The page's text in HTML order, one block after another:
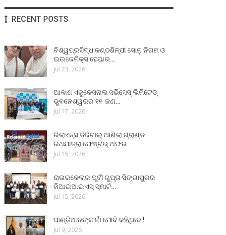
RECENT POSTS
ବିଶ୍ୱପ୍ରସିଦ୍ଧ କଣ୍ଠଶିଳ୍ପୀ ସୋନୁ ନିଗମ ଓ
ଇଉଜେନିକ୍ସ ହେୟାର…
Jul 23, 2026
ଆକାଶ ଏଜୁକେସନାଲ ସର୍ଭିସେସ୍ ଲିମିଟେଡ୍
ଭୁବନେଶ୍ୱରର ୧୧ ଜଣ…
Jul 17, 2026
ରିଲାଏନ୍ସ ଡିଜିଟାଲ୍ ଆଣିଲା ଗ୍ରାଣ୍ଡ
ରଥଯାତ୍ରା ଫେଷ୍ଟିଭ୍ ଅଫର
Jul 15, 2026
ରାଉରକେଲାର ପୂର୍ବୀ ଗୁପ୍ତା ସିଙ୍ଗାପୁରର
ଜିଆଇଆଇଏସ୍ ସ୍ମାର୍ଟ…
Jul 15, 2026
ପାଣ୍ଡିଆନଙ୍କ ନାଁ ମୋଦି କହିଥିବେ !
Jul 9, 2026